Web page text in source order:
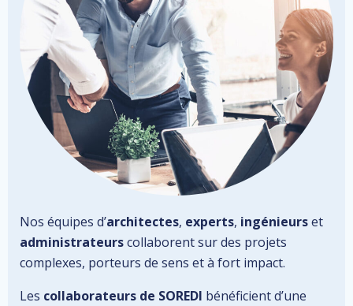
Nos équipes d’architectes, experts, ingénieurset
administrateurscollaborent sur des projets
complexes, porteurs de sens et à fort impact.
Les collaborateurs de SOREDI bénéficient d’une